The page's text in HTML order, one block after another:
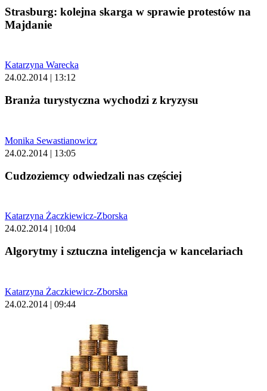
Strasburg: kolejna skarga w sprawie protestów na
Majdanie
Katarzyna Warecka
24.02.2014 | 13:12
Branża turystyczna wychodzi z kryzysu
Monika Sewastianowicz
24.02.2014 | 13:05
Cudzoziemcy odwiedzali nas częściej
Katarzyna Żaczkiewicz-Zborska
24.02.2014 | 10:04
Algorytmy i sztuczna inteligencja w kancelariach
Katarzyna Żaczkiewicz-Zborska
24.02.2014 | 09:44